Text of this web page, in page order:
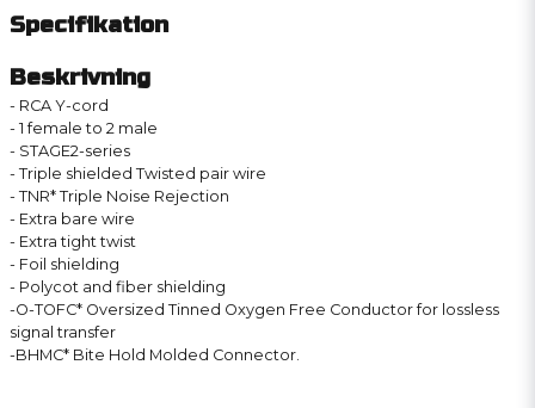
Beskrivning
- RCA Y-cord
- 1 female to 2 male
- STAGE2-series
- Triple shielded Twisted pair wire
- TNR* Triple Noise Rejection
- Extra bare wire
- Extra tight twist
- Foil shielding
- Polycot and fiber shielding
-O-TOFC* Oversized Tinned Oxygen Free Conductor for lossless
signal transfer
-BHMC* Bite Hold Molded Connector.
Specifikation